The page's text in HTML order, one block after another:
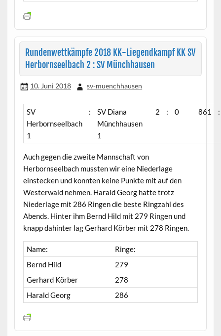
Rundenwettkämpfe 2018 KK-Liegendkampf KK SV
Herbornseelbach 2 : SV Münchhausen
10. Juni 2018 sv-muenchhausen
SV
Herbornseelbach
1
:
SV Diana
Münchhausen
1
2 : 0 861 :
Auch gegen die zweite Mannschaft von
Herbornseelbach mussten wir eine Niederlage
einstecken und konnten keine Punkte mit auf den
Westerwald nehmen. Harald Georg hatte trotz
Niederlage mit 286 Ringen die beste Ringzahl des
Abends. Hinter ihm Bernd Hild mit 279 Ringen und
knapp dahinter lag Gerhard Körber mit 278 Ringen.
Name:
Ringe:
Bernd Hild
279
Gerhard Körber
278
Harald Georg
286